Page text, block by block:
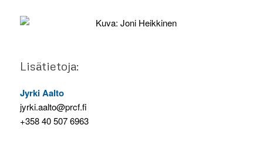
Lisätietoja:
Jyrki Aalto
jyrki.aalto@prcf.fi
+358 40 507 6963